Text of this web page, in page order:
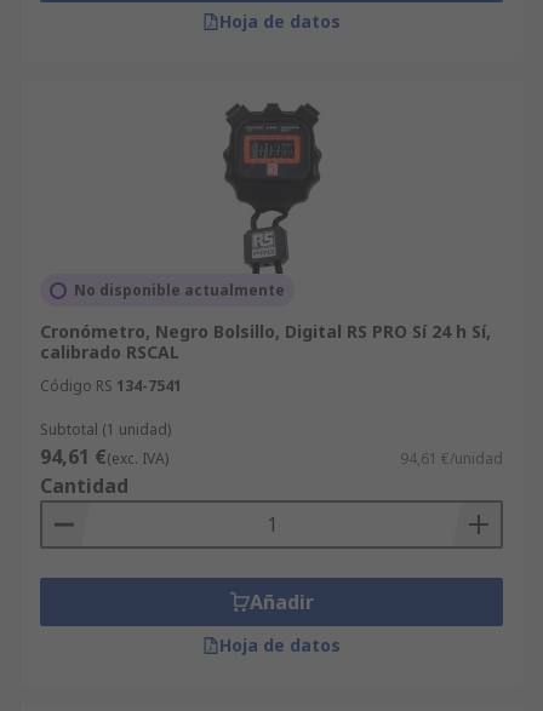
Hoja de datos
No disponible actualmente
Cronómetro, Negro Bolsillo, Digital RS PRO Sí 24 h Sí,
calibrado RSCAL
Código RS 134-7541
Subtotal (1 unidad)
94,61 €(exc. IVA) 94,61 €/unidad
Cantidad
Añadir
Hoja de datos